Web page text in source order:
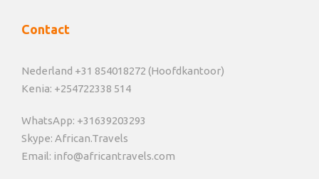
Contact
Nederland +31 854018272 (Hoofdkantoor)
Kenia: +254722338 514
WhatsApp: +31639203293
Skype: African.Travels
Email: info@africantravels.com